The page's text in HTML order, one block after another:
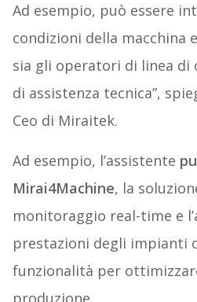
Ad esempio, può essere
condizioni della macchina
sia gli operatori di linea di
di assistenza tecnica”,
Ceo di Miraitek.
Ad esempio, l’assistente
Mirai4Machine, la
monitoraggio real-time e
prestazioni degli impianti
funzionalità per